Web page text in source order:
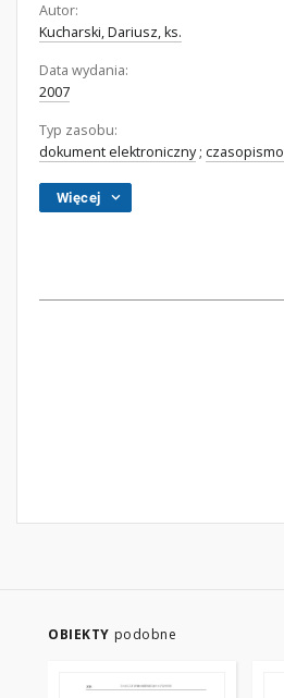
Autor:
Kucharski, Dariusz, ks.
Data wydania:
2007
Typ zasobu:
dokument elektroniczny; czasopismo
Więcej
OBIEKTY podobne